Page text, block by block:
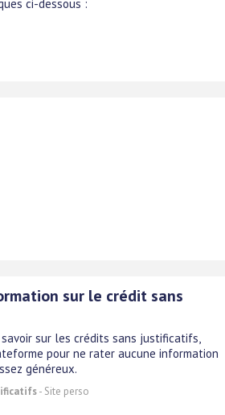
ci-dessous :
sur le crédit sans
sur les crédits sans justificatifs,
pour ne rater aucune information
généreux.
- Site perso